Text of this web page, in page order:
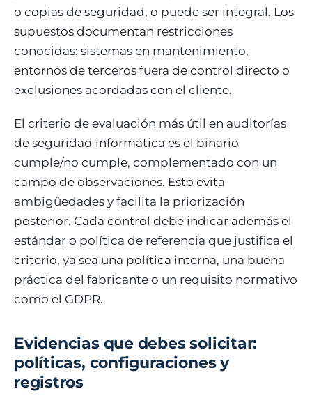
o copias de seguridad, o puede ser integral. Los
supuestos documentan restricciones
conocidas: sistemas en mantenimiento,
entornos de terceros fuera de control directo o
exclusiones acordadas con el cliente.
El criterio de evaluación más útil en auditorías
de seguridad informática es el binario
cumple/no cumple, complementado con un
campo de observaciones. Esto evita
ambigüedades y facilita la priorización
posterior. Cada control debe indicar además el
estándar o política de referencia que justifica el
criterio, ya sea una política interna, una buena
práctica del fabricante o un requisito normativo
como el GDPR.
Evidencias que debes solicitar:
políticas, configuraciones y
registros